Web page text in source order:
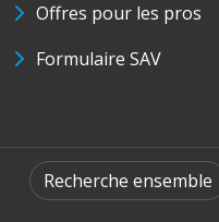
Offres pour les pros
Formulaire SAV
Recherche ensemble